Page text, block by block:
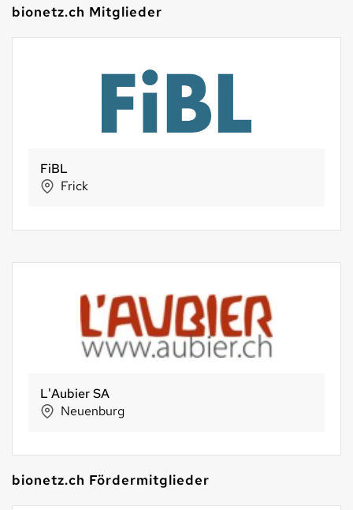
bionetz.ch Mitglieder
FiBL
Frick
L'Aubier SA
Neuenburg
bionetz.ch Fördermitglieder